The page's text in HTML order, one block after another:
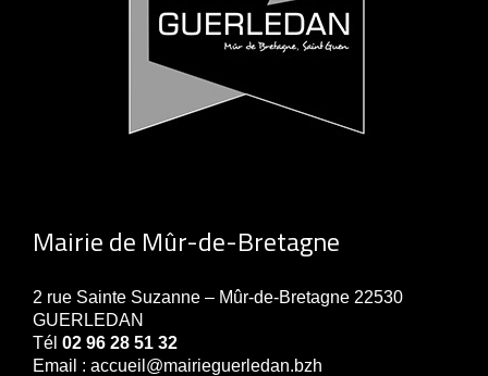
Mairie de Mûr-de-Bretagne
2 rue Sainte Suzanne – Mûr-de-Bretagne 22530
GUERLEDAN
Tél 02 96 28 51 32
Email : accueil@mairieguerledan.bzh